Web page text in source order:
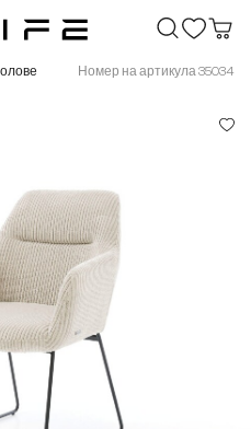
Номер на артикула 35034